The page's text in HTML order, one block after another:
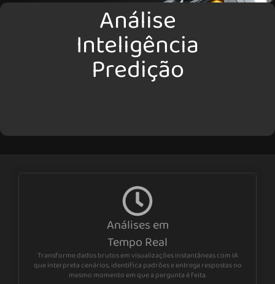
Análise
Inteligência
Predição
Análises em
Tempo Real
Transforme dados brutos em visualizações instantâneas com IA
que interpreta cenários, identifica padrões e entrega respostas no
mesmo momento em que a pergunta é feita.